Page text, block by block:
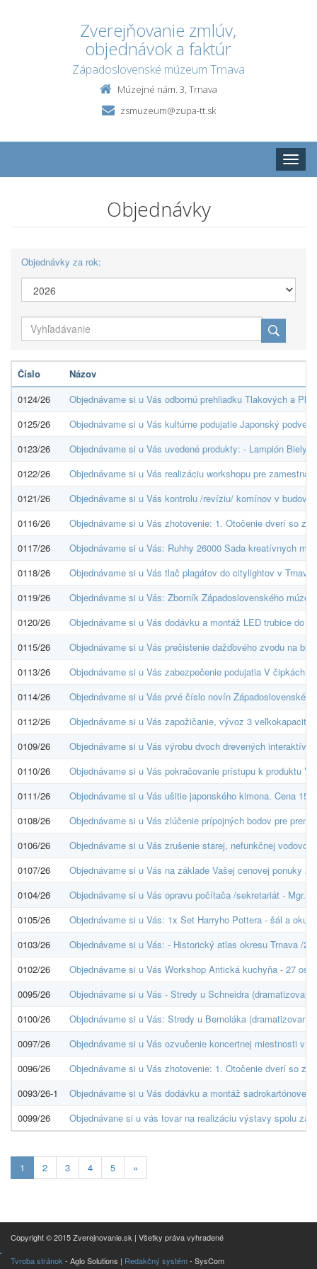
Zverejňovanie zmlúv,
objednávok a faktúr
Západoslovenské múzeum Trnava
Múzejné nám. 3, Trnava
zsmuzeum@zupa-tt.sk
Toggle
Objednávky
Objednávky za rok:
Číslo
Názov
0124/26
Objednávame si u Vás odbornú prehliadku Tlakových a
0125/26
Objednávame si u Vás kultúrne podujatie Japonský
0123/26
Objednávame si u Vás uvedené produkty: - Lampión Biely
0122/26
Objednávame si u Vás realizáciu workshopu pre
0121/26
Objednávame si u Vás kontrolu /revíziu/ komínov v
0116/26
Objednávame si u Vás zhotovenie: 1. Otočenie dverí so
0117/26
Objednávame si u Vás: Ruhhy 26000 Sada kreatívnych
0118/26
Objednávame si u Vás tlač plagátov do citylightov v
0119/26
Objednávame si u Vás: Zborník Západoslovenského
0120/26
Objednávame si u Vás dodávku a montáž LED trubice do
0115/26
Objednávame si u Vás prečistenie dažďového zvodu na
0113/26
Objednávame si u Vás zabezpečenie podujatia V čipkách,
0114/26
Objednávame si u Vás prvé číslo novín Západoslovenské
0112/26
Objednávame si u Vás zapožičanie, vývoz 3
0109/26
Objednávame si u Vás výrobu dvoch drevených
0110/26
Objednávame si u Vás pokračovanie prístupu k produktu
0111/26
Objednávame si u Vás ušitie japonského kimona. Cena
0108/26
Objednávame si u Vás zlúčenie prípojných bodov pre
0106/26
Objednávame si u Vás zrušenie starej, nefunkčnej
0107/26
Objednávame si u Vás na základe Vašej cenovej ponuky
0104/26
Objednávame si u Vás opravu počítača /sekretariát - Mgr.
0105/26
Objednávame si u Vás: 1x Set Harryho Pottera - šál a
0103/26
Objednávame si u Vás: - Historický atlas okresu Trnava /
0102/26
Objednávame si u Vás Workshop Antická kuchyňa - 27
0095/26
Objednávame si u Vás - Stredy u Schneidra
0100/26
Objednávame si u Vás: Stredy u Bernoláka
0097/26
Objednávame si u Vás ozvučenie koncertnej miestnosti v
0096/26
Objednávame si u Vás zhotovenie: 1. Otočenie dverí so
0093/26-1
Objednávame si u Vás dodávku a montáž
0099/26
Objednávane si u vás tovar na realizáciu výstavy spolu za
1 Aktuálna
stránka
2 3 4 5 »
Copyright © 2015 Zverejnovanie.sk | Všetky práva vyhradené
Tvroba stránok - Aglo Solutions | Redakčný systém- SysCom